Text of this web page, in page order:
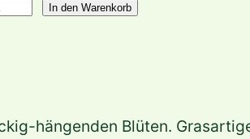
In den Warenkorb
hängenden Blüten.